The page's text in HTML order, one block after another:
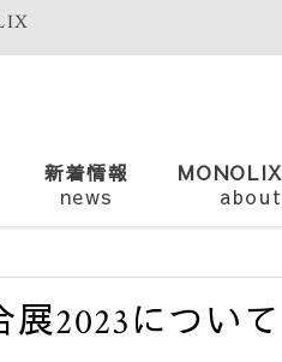
新着情報
news
about
展2023につい